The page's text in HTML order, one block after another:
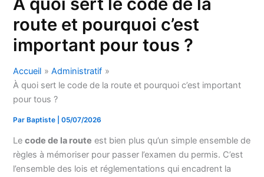
route et pourquoi c’est
important pour tous ?
Accueil
Administratif
À quoi sert le code de la route et pourquoi c’est important
pour tous ?
ParBaptiste |05/07/2026
Lecode de la route est bien plus qu’un simple ensemble de
règles à mémoriser pour passer l’examen du permis. C’est
l’ensemble des lois et réglementations qui encadrent la